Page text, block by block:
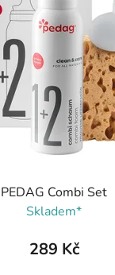
PEDAG Combi Set
Skladem*
289 Kč